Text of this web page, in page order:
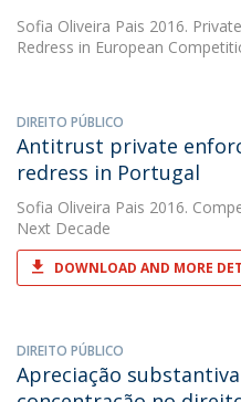
Sofia Oliveira Pais 2016.
Redress in European
DIREITO PÚBLICO
Antitrust private
redress in Portugal
Sofia Oliveira Pais 2016.
Next Decade
DOWNLOAD AND MORE
DIREITO PÚBLICO
Apreciação